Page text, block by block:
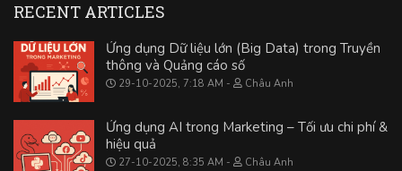
RECENT ARTICLES
Ứng dụng Dữ liệu lớn (Big Data) trong Truyền
thông và Quảng cáo số
29-10-2025, 7:18 AM Châu Anh
Ứng dụng AI trong Marketing – Tối ưu chi phí &
hiệu quả
27-10-2025, 8:35 AM Châu Anh